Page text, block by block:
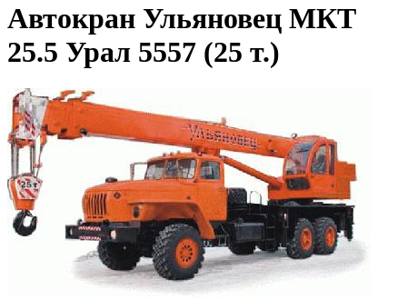
Автокран Ульяновец МКТ
25.5 Урал 5557 (25 т.)